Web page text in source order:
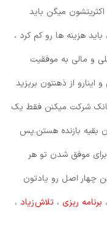
میگن باید
هزینه ها رو کم کرد ،
و مالی به موفقیت
از ذهنتون بریزید
بانک شرکت میکنن فقط یک
بقیه بازنده هستن.پس
موفق شدن تو هر
چهار اصل رو یادتون
، برنامه ریزی ، تلاشزیاد ،